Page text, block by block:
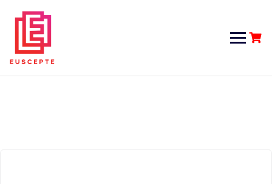
content